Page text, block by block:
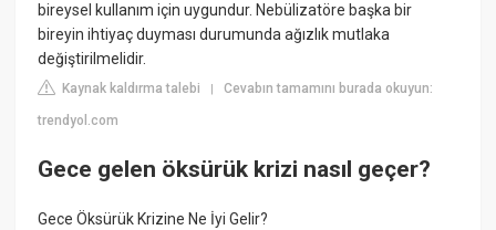
bireysel kullanım için uygundur. Nebülizatöre başka bir
bireyin ihtiyaç duyması durumunda ağızlık mutlaka
değiştirilmelidir.
Kaynak kaldırma talebi |Cevabın tamamını burada okuyun:
trendyol.com
Gece gelen öksürük krizi nasıl geçer?
Gece Öksürük Krizine Ne İyi Gelir?